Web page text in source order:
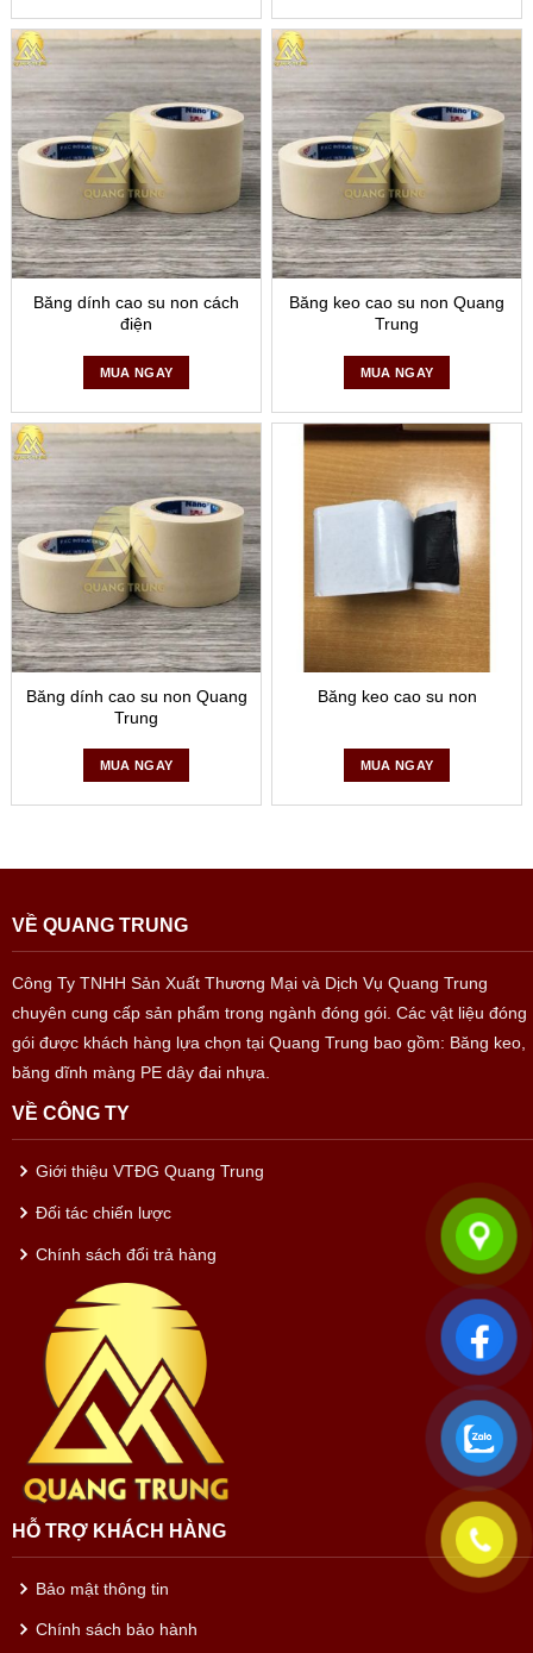
Băng dính cao su non cách
điện
MUA NGAY
Băng keo cao su non Quang
Trung
MUA NGAY
Băng dính cao su non Quang
Trung
MUA NGAY
Băng keo cao su non
MUA NGAY
VỀ QUANG TRUNG
Công Ty TNHH Sản Xuất Thương Mại và Dịch Vụ Quang Trung
chuyên cung cấp sản phẩm trong ngành đóng gói. Các vật liệu đóng
gói được khách hàng lựa chọn tại Quang Trung bao gồm: Băng keo,
băng dĩnh màng PE dây đai nhựa.
VỀ CÔNG TY
Giới thiệu VTĐG Quang Trung
Đối tác chiến lược
Chính sách đổi trả hàng
HỖ TRỢ KHÁCH HÀNG
Bảo mật thông tin
Chính sách bảo hành